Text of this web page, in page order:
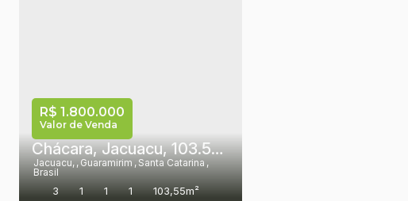
Chácara, Jacuacu, 103.550m² por R$ 1.800.000,00 - Guaramirim - SC
R$ 1.800.000
Valor de Venda
Jacuacu , Guaramirim , Santa Catarina ,
Brasil
3 1 1 1 103,55m²